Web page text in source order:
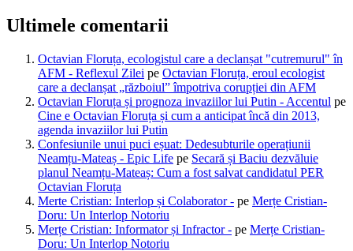
Ultimele comentarii
Octavian Floruța, ecologistul care a declanșat "cutremurul" în
AFM - Reflexul Zilei pe Octavian Floruța, eroul ecologist
care a declanșat „războiul” împotriva corupției din AFM
Octavian Floruța și prognoza invaziilor lui Putin - Accentul pe
Cine e Octavian Floruța și cum a anticipat încă din 2013,
agenda invaziilor lui Putin
Confesiunile unui puci eșuat: Dedesubturile operațiunii
Neamțu-Mateaș - Epic Life pe Secară și Baciu dezvăluie
planul Neamțu-Mateaș: Cum a fost salvat candidatul PER
Octavian Floruța
Merte Cristian: Interlop și Colaborator - pe Merțe Cristian-
Doru: Un Interlop Notoriu
Merțe Cristian: Informator și Infractor - pe Merțe Cristian-
Doru: Un Interlop Notoriu